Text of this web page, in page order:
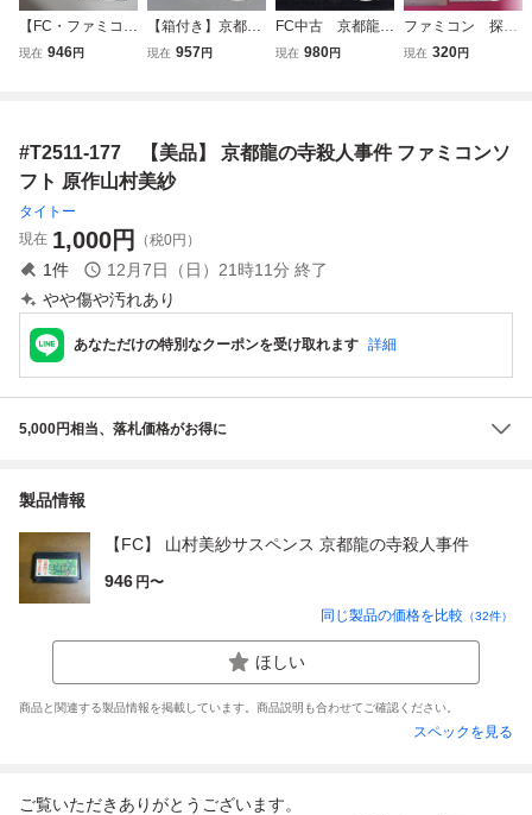
【FC・ファミコ
ン】 山村美紗サス
現在 946円
【箱付き】京都龍
の寺殺人事件 ファ
現在 957円
FC中古 京都龍の
寺殺人事件 【管
現在 980円
ファミコン 探偵
神宮寺三郎 横浜港
現在 320円
#T2511-177 【美品】 京都龍の寺殺人事件 ファミコンソ
フト 原作山村美紗
タイトー
現在 1,000円 （税0円）
1件 12月7日（日）21時11分 終了
やや傷や汚れあり
あなただけの特別なクーポンを受け取れます 詳細
5,000円相当、落札価格がお得に
製品情報
【FC】 山村美紗サスペンス 京都龍の寺殺人事件
946 円〜
同じ製品の価格を比較 （32件）
ほしい
商品と関連する製品情報を掲載しています。商品説明も合わせてご確認ください。
スペックを見る
ご覧いただきありがとうございます。